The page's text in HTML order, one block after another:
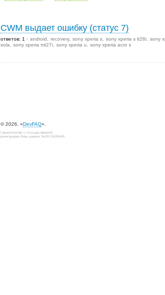
CWM выдает ошибку (статус 7)
ответов: 1 android recovery sony xperia s sony xperia s lt26i sony
sola
sony xperia mt27i sony xperia u sony xperia acro s
© 2026, «DevFAQ».
Свидетельство о государственной
регистрации базы данных №2012620649.